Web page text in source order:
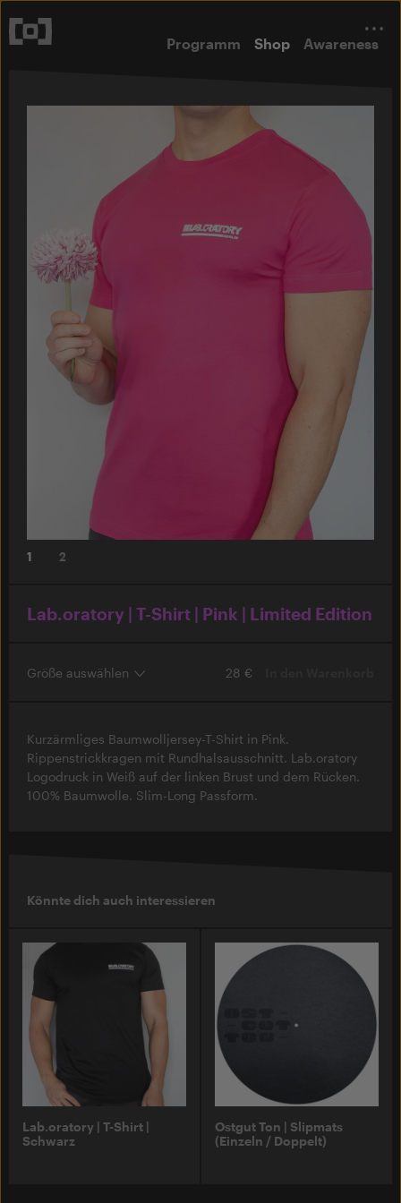
Programm Shop Awareness
1 2
Lab.oratory | T-Shirt | Pink | Limited Edition
28 €
Kurzärmliges Baumwolljersey-T-Shirt in Pink.
Rippenstrickkragen mit Rundhalsausschnitt. Lab.oratory
Logodruck in Weiß auf der linken Brust und dem Rücken.
100% Baumwolle. Slim-Long Passform.
Könnte dich auch interessieren
Lab.oratory | T-Shirt |
Schwarz
Ostgut Ton | Slipmats
(Einzeln / Doppelt)